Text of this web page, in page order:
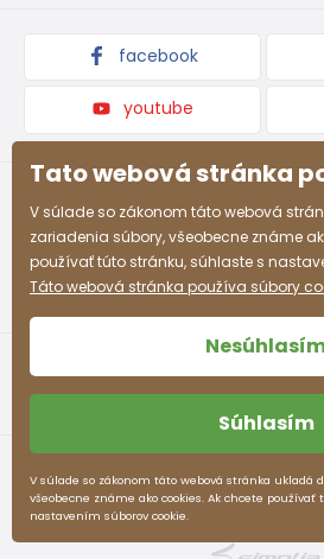
facebook
youtube
pidilidi.sk © 2026.
Tato webová stránka
V súlade so zákonom táto webová
zariadenia súbory, všeobecne známe
používať túto stránku, súhlaste s
Táto webová stránka používa súbory
Súhlasím
V súlade so zákonom táto webová stránka ukladá
všeobecne známe ako cookies. Ak chcete
nastavením súborov cookie.